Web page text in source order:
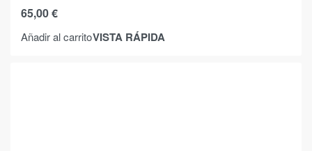
65,00€
Añadir al carritoVISTA RÁPIDA